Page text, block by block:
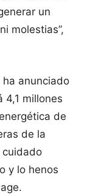
un
molestias”,
anunciado
4,1 millones
de
de la
cuidado
y lo henos